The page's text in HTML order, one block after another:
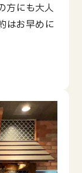
方にも大人
はお早めに